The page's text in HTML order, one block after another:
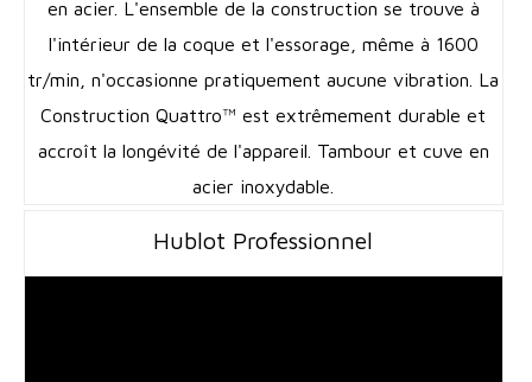
en acier. L'ensemble de la construction se trouve à
l'intérieur de la coque et l'essorage, même à 1600
tr/min, n'occasionne pratiquement aucune vibration. La
Construction Quattro™ est extrêmement durable et
accroît la longévité de l'appareil. Tambour et cuve en
acier inoxydable.
Hublot Professionnel